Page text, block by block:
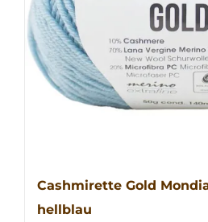
Cashmirette Gold
hellblau